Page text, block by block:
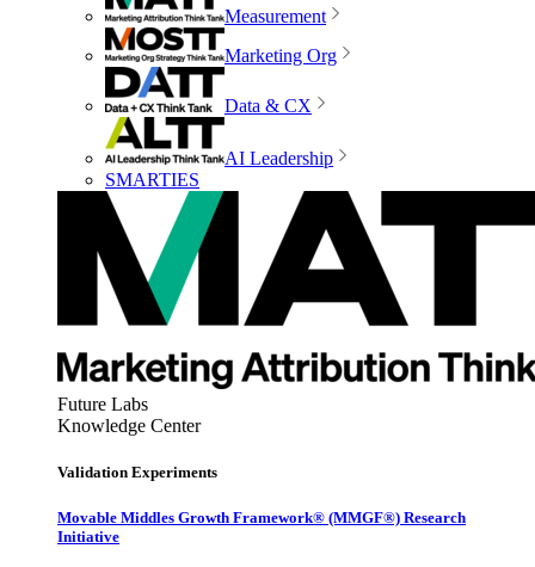
Measurement
Marketing Org
Data & CX
AI Leadership
SMARTIES
Future Labs
Knowledge Center
Validation Experiments
Movable Middles Growth Framework® (MMGF®) Research
Initiative